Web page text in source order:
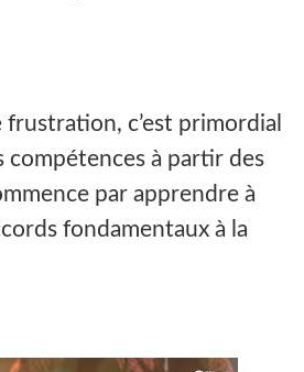
c’est primordial
compétences à partir des
par apprendre à
fondamentaux à la